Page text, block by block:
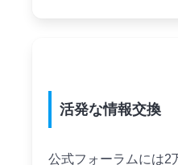
活発な情報交換
公式フォーラムには2